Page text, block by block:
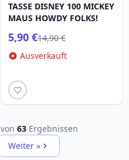
TASSE DISNEY 100 MICKEY
MAUS HOWDY FOLKS!
5,90 €14,90 €
Ausverkauft
von 63 Ergebnissen
Weiter »